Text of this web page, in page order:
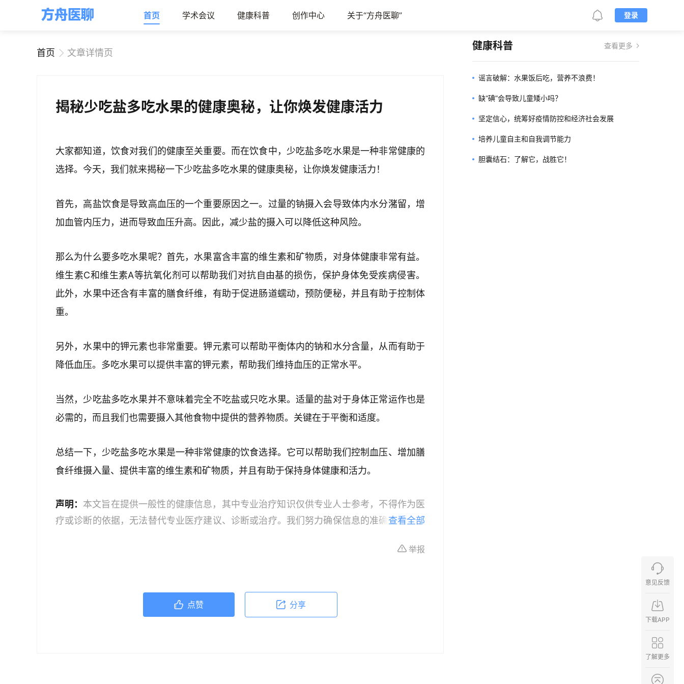
首页 学术会议 健康科普 创作中心 关于“方舟医聊” 登录
首页 文章详情页
揭秘少吃盐多吃水果的健康奥秘，让你焕发健康活力
大家都知道，饮食对我们的健康至关重要。而在饮食中，少吃盐多吃水果是一种非常健康的
选择。今天，我们就来揭秘一下少吃盐多吃水果的健康奥秘，让你焕发健康活力！
首先，高盐饮食是导致高血压的一个重要原因之一。过量的钠摄入会导致体内水分潴留，增
加血管内压力，进而导致血压升高。因此，减少盐的摄入可以降低这种风险。
那么为什么要多吃水果呢？首先，水果富含丰富的维生素和矿物质，对身体健康非常有益。
维生素C和维生素A等抗氧化剂可以帮助我们对抗自由基的损伤，保护身体免受疾病侵害。
此外，水果中还含有丰富的膳食纤维，有助于促进肠道蠕动，预防便秘，并且有助于控制体
重。
另外，水果中的钾元素也非常重要。钾元素可以帮助平衡体内的钠和水分含量，从而有助于
降低血压。多吃水果可以提供丰富的钾元素，帮助我们维持血压的正常水平。
当然，少吃盐多吃水果并不意味着完全不吃盐或只吃水果。适量的盐对于身体正常运作也是
必需的，而且我们也需要摄入其他食物中提供的营养物质。关键在于平衡和适度。
总结一下，少吃盐多吃水果是一种非常健康的饮食选择。它可以帮助我们控制血压、增加膳
食纤维摄入量、提供丰富的维生素和矿物质，并且有助于保持身体健康和活力。
声明： 本文旨在提供一般性的健康信息，其中专业治疗知识仅供专业人士参考，不得作为医
疗或诊断的依据，无法替代专业医疗建议、诊断或治疗。我们努力确保信息的准确性，但本
策时，应咨询合格的医疗专业人员。对于依据本文内容采取的任何行动，本文作者、出版方
查看全部
举报
点赞 分享
健康科普 查看更多
谣言破解：水果饭后吃，营养不浪费！
缺“碘”会导致儿童矮小吗？
坚定信心，统筹好疫情防控和经济社会发展
培养儿童自主和自我调节能力
胆囊结石：了解它，战胜它！
意见反馈
下载APP
了解更多